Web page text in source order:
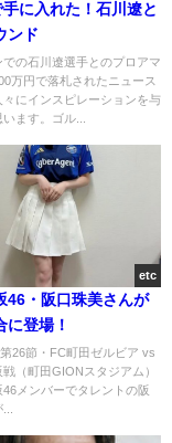
に入れた！石川遼と
ンド
での石川遼選手とのプロアマ
万円で落札されたニュース
々にインスピレーションを与
ます。ゴル...
etc
46・阪口珠美さんが
に登場！
26節・FC町田ゼルビア vs
（町田GIONスタジアム）
メンバーでタレントの阪
...